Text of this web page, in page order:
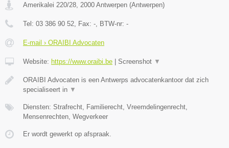
Amerikalei 220/28 2000 Antwerpen (Antwerpen)
Tel: 03 386 90 52 , Fax: - , BTW-nr: -
E-mail › ORAIBI Advocaten
Website: https://www.oraibi.be | Screenshot ▼
ORAIBI Advocaten is een Antwerps advocatenkantoor dat zich
specialiseert in ▼
Diensten: Strafrecht, Familierecht, Vreemdelingenrecht,
Mensenrechten, Wegverkeer
Er wordt gewerkt op afspraak.